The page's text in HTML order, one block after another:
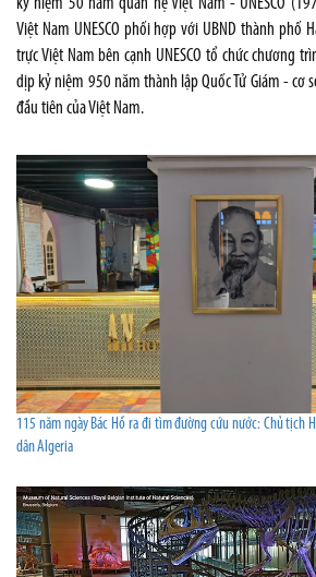
Việt Nam UNESCO phối hợp với UBND thành phố
trực Việt Nam bên cạnh UNESCO tổ chức chương
dịp kỷ niệm 950 năm thành lập Quốc Tử Giám - cơ
đầu tiên của Việt Nam.
115 năm ngày Bác Hồ ra đi tìm đường cứu nước: Chủ tịch
dân Algeria